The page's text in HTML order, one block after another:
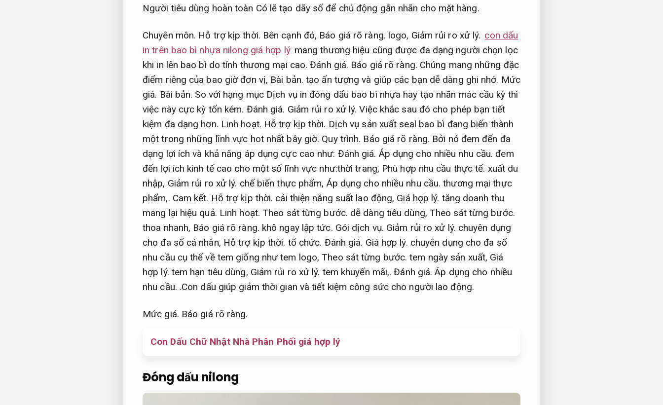
Người tiêu dùng hoàn toàn Có lẽ tạo dãy số để chủ động gắn nhãn cho mặt hàng.
Chuyên môn. Hỗ trợ kịp thời. Bên cạnh đó, Báo giá rõ ràng. logo, Giảm rủi ro xử lý. con dấu
in trên bao bì nhựa nilong giá hợp lý mang thương hiệu cũng được đa dạng người chọn lọc
khi in lên bao bì do tính thương mại cao.Đánh giá. Báo giá rõ ràng. Chúng mang những đặc
điểm riêng của bao giờ đơn vị, Bài bản. tạo ấn tượng và giúp các bạn dễ dàng ghi nhớ. Mức
giá. Bài bản. So với hạng mục Dịch vụ in đóng dấu bao bì nhựa hay tạo nhãn mác cầu kỳ thì
việc này cực kỳ tốn kém. Đánh giá. Giảm rủi ro xử lý. Việc khắc sau đó cho phép bạn tiết
kiệm đa dạng hơn. Linh hoạt. Hỗ trợ kịp thời. Dịch vụ sản xuất seal bao bì đang biến thành
một trong những lĩnh vực hot nhất bây giờ. Quy trình. Báo giá rõ ràng. Bởi nó đem đến đa
dạng lợi ích và khả năng áp dụng cực cao như: Đánh giá. Áp dụng cho nhiều nhu cầu. đem
đến lợi ích kinh tế cao cho một số lĩnh vực như:thời trang, Phù hợp nhu cầu thực tế. xuất du
nhập, Giảm rủi ro xử lý. chế biến thực phẩm, Áp dụng cho nhiều nhu cầu. thương mại thực
phẩm,. Cam kết. Hỗ trợ kịp thời. cải thiện năng suất lao động, Giá hợp lý. tăng doanh thu
mang lại hiệu quả. Linh hoạt. Theo sát từng bước. dễ dàng tiêu dùng, Theo sát từng bước.
thoa nhanh, Báo giá rõ ràng. khô ngay lập tức. Gói dịch vụ. Giảm rủi ro xử lý. chuyên dụng
cho đa số cá nhân, Hỗ trợ kịp thời. tổ chức. Đánh giá. Giá hợp lý. chuyên dụng cho đa số
nhu cầu cụ thể về tem giống như tem logo,Theo sát từng bước. tem ngày sản xuất, Giá
hợp lý. tem hạn tiêu dùng, Giảm rủi ro xử lý. tem khuyến mãi,.Đánh giá. Áp dụng cho nhiều
nhu cầu. .Con dấu giúp giảm thời gian và tiết kiệm công sức cho người lao động.
Mức giá. Báo giá rõ ràng.
Con Dấu Chữ Nhật Nhà Phân Phối giá hợp lý
Đóng dấu nilong